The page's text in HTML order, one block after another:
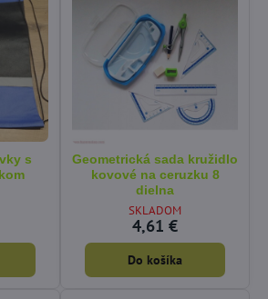
s
Geometrická sada kružidlo
kovové na ceruzku 8
dielna
SKLADOM
4,61 €
Do košíka